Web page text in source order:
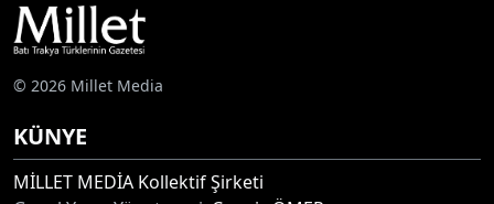
© 2026 Millet Media
KÜNYE
MİLLET MEDİA Kollektif Şirketi